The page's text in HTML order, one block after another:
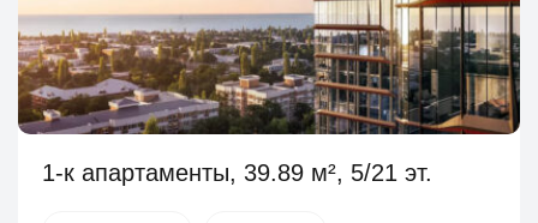
1-к апартаменты, 39.89 м², 5/21 эт.